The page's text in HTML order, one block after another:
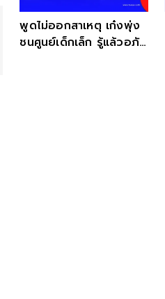
พูดไม่ออกสาเหตุ เก๋งพุ่ง
ชนศูนย์เด็กเล็ก รู้แล้วอภัย